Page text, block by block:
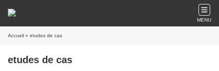
MENU
Accueil » etudes de cas
etudes de cas